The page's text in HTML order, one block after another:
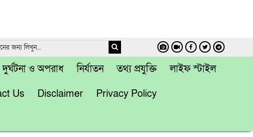
দুর্ঘটনা ও অপরাধ নির্যাতন তথ্য প্রযুক্তি
লাইফ স্টাইল
Us Disclaimer
Privacy Policy